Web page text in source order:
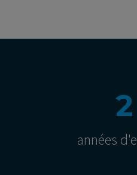
2
années